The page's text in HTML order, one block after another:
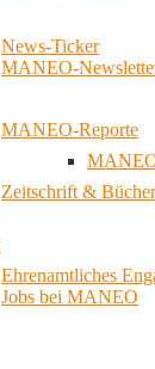
News-Ticker
MANEO-
MANEO-Reporte
Zeitschrift & Bücher
Ehrenamtliches
Jobs bei MANEO